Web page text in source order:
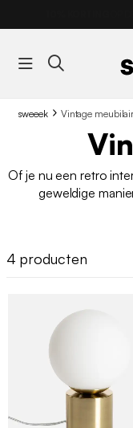
sweeek Vintage meubilair
Of je nu een retro
geweldige
ontdek onze
4 producten